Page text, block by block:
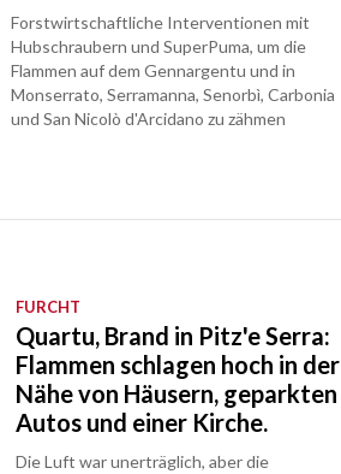
Forstwirtschaftliche Interventionen mit
Hubschraubern und SuperPuma, um die
Flammen auf dem Gennargentu und in
Monserrato, Serramanna, Senorbì, Carbonia
und San Nicolò d'Arcidano zu zähmen
FURCHT
Quartu, Brand in Pitz'e Serra:
Flammen schlagen hoch in der
Nähe von Häusern, geparkten
Autos und einer Kirche.
Die Luft war unerträglich, aber die